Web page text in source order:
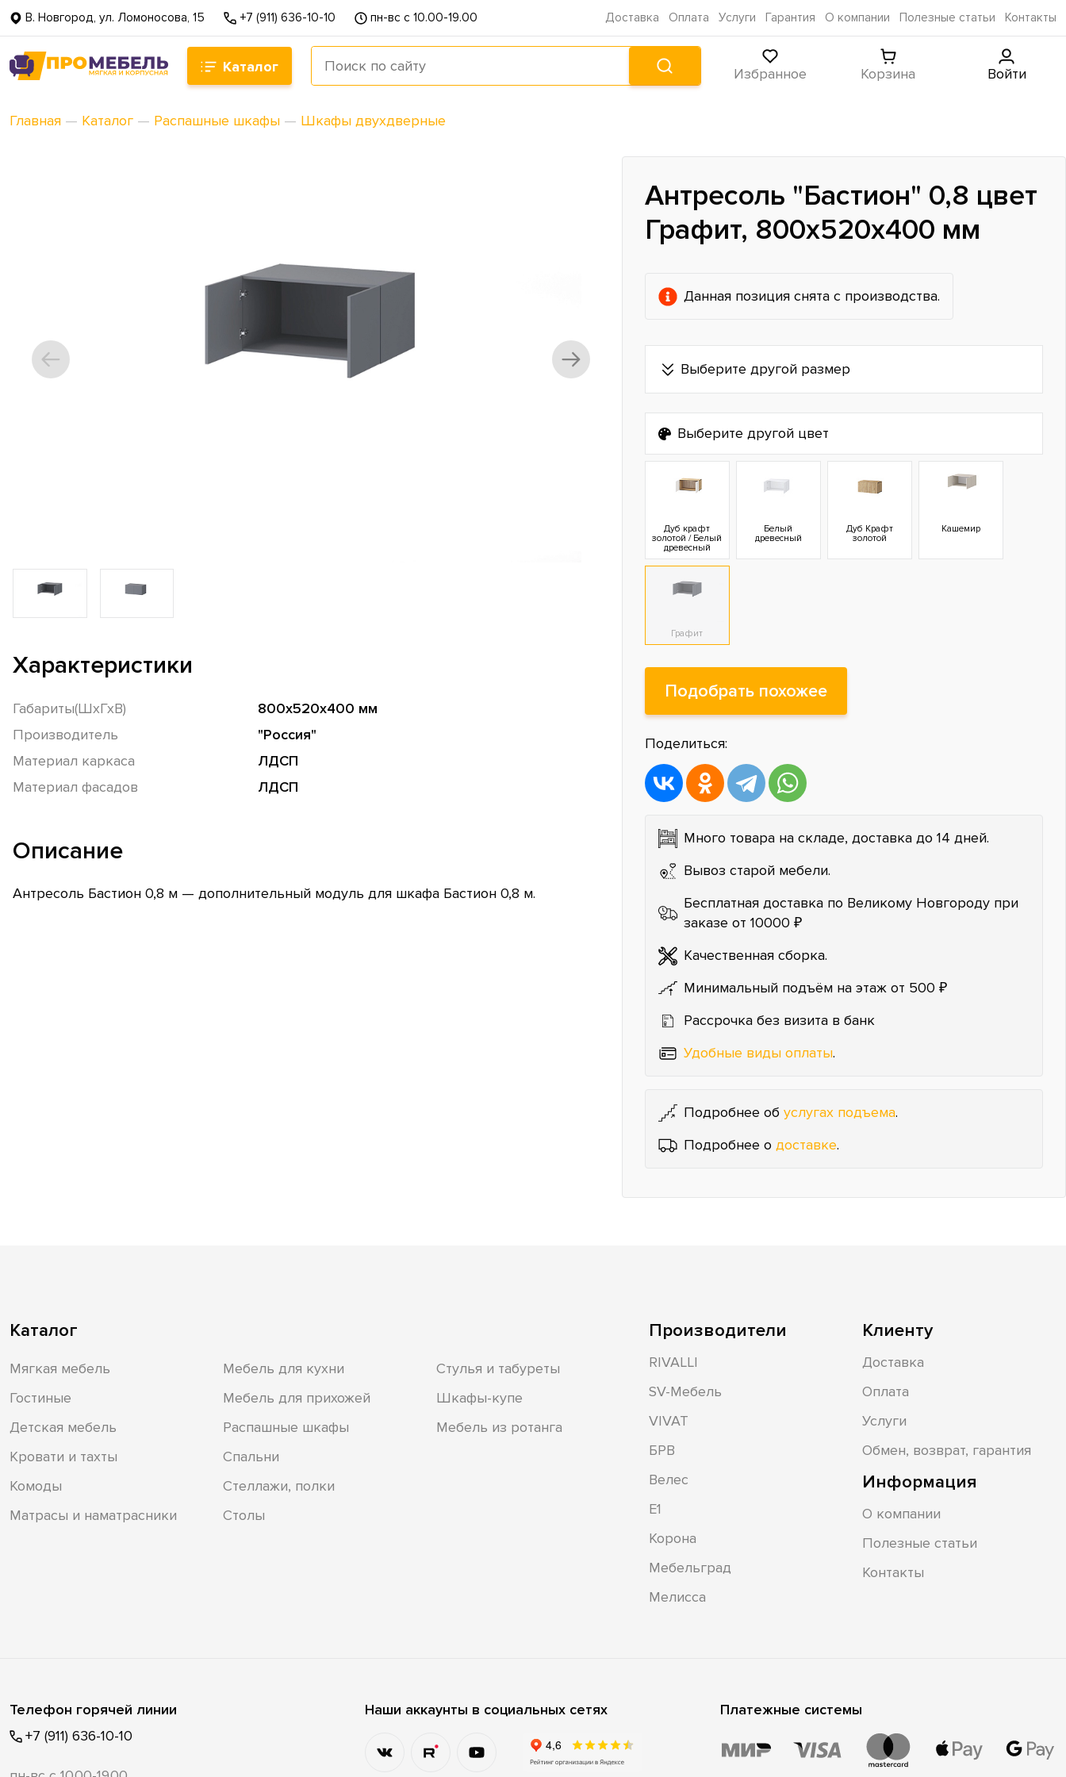
В. Новгород, ул. Ломоносова, 15 +7 (911) 636-10-10 пн-вс с 10.00-19.00 Доставка Оплата Услуги Гарантия О компании Полезные статьи Контакты
Каталог Избранное Корзина Войти
Главная — Каталог — Распашные шкафы — Шкафы двухдверные
Антресоль "Бастион" 0,8 цвет
Графит, 800x520x400 мм
Данная позиция снята с производства.
Выберите другой размер
Выберите другой цвет
Дуб крафт
золотой / Белый
древесный
Белый
древесный
Дуб Крафт
золотой
Кашемир
Графит
Подобрать похожее
Поделиться:
Много товара на складе, доставка до 14 дней.
Вывоз старой мебели.
Бесплатная доставка по Великому Новгороду при
заказе от 10000 ₽
Качественная сборка.
Минимальный подъём на этаж от 500 ₽
Рассрочка без визита в банк
Удобные виды оплаты.
Подробнее об услугах подъема.
Подробнее о доставке.
Характеристики
Габариты(ШхГхВ)
800x520x400 мм
Производитель
"Россия"
Материал каркаса
ЛДСП
Материал фасадов
ЛДСП
Описание
Антресоль Бастион 0,8 м — дополнительный модуль для шкафа Бастион 0,8 м.
Каталог
Мягкая мебель
Гостиные
Детская мебель
Кровати и тахты
Комоды
Матрасы и наматрасники
Мебель для кухни
Мебель для прихожей
Распашные шкафы
Спальни
Стеллажи, полки
Столы
Стулья и табуреты
Шкафы-купе
Мебель из ротанга
Производители
RIVALLI
SV-Мебель
VIVAT
БРВ
Велес
Е1
Корона
Мебельград
Мелисса
Клиенту
Доставка
Оплата
Услуги
Обмен, возврат, гарантия
Информация
О компании
Полезные статьи
Контакты
Телефон горячей линии
+7 (911) 636-10-10
Наши аккаунты в социальных сетях Платежные системы